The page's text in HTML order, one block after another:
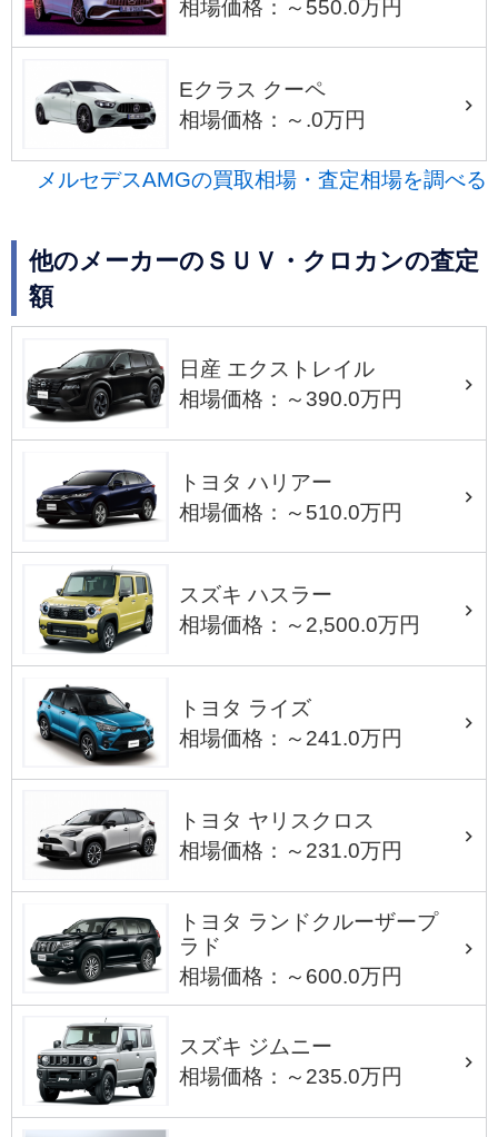
相場価格：～550.0万円
Eクラス クーペ
相場価格：～.0万円
メルセデスAMGの買取相場・査定相場を調べる
他のメーカーのＳＵＶ・クロカンの査定
額
日産 エクストレイル
相場価格：～390.0万円
トヨタ ハリアー
相場価格：～510.0万円
スズキ ハスラー
相場価格：～2,500.0万円
トヨタ ライズ
相場価格：～241.0万円
トヨタ ヤリスクロス
相場価格：～231.0万円
トヨタ ランドクルーザープ
ラド
相場価格：～600.0万円
スズキ ジムニー
相場価格：～235.0万円